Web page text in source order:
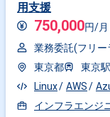
用支援
750,000円/月
業務委託(フリー
東京都
東京駅
Linux
AWS
インフラエンジ